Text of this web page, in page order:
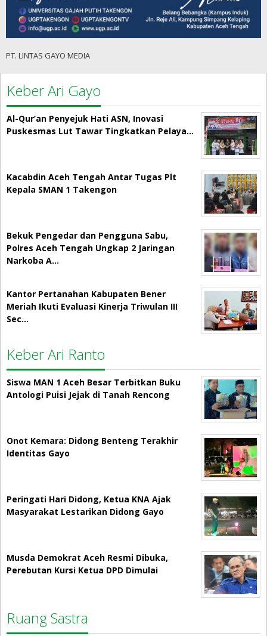
PT. LINTAS GAYO MEDIA
Keber Ari Gayo
Al-Qur’an Penyejuk Hati ASN, Inovasi
Puskesmas Lut Tawar Tingkatkan Pelaya…
Kacabdin Aceh Tengah Antar Tugas Plt
Kepala SMAN 1 Takengon
Bekuk Pengedar dan Pengguna Sabu,
Polres Aceh Tengah Ungkap 2 Jaringan
Narkoba A…
Kantor Pertanahan Kabupaten Bener
Meriah Ikuti Evaluasi Kinerja Triwulan III
Sec…
Keber Ari Ranto
Siswa MAN 1 Aceh Besar Terbitkan Buku
Antologi Puisi Jejak di Tanah Rencong
Onot Kemara: Didong Benteng Terakhir
Identitas Gayo
Peringati Hari Didong, Ketua KNA Ajak
Masyarakat Lestarikan Didong Gayo
Musda Demokrat Aceh Resmi Dibuka,
Perebutan Kursi Ketua DPD Dimulai
Ruang Sastra